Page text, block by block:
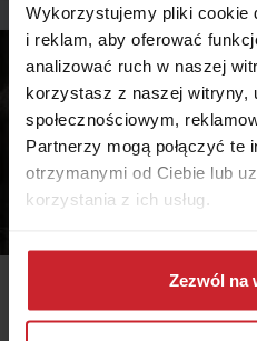
Wykorzystujemy pliki cookie
i reklam, aby oferować
analizować ruch w naszej
korzystasz z naszej witryny,
społecznościowym,
Partnerzy mogą połączyć te
otrzymanymi od Ciebie lub
korzystania z ich usług.
Dowiedz się więcej na temat
można się z nami
przetwarzamy dane
Zezwól na
oskarżona o przywłaszczenie